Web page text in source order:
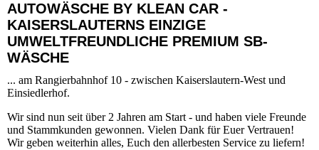
AUTOWÄSCHE BY KLEAN CAR -
KAISERSLAUTERNS EINZIGE
UMWELTFREUNDLICHE PREMIUM SB-
WÄSCHE
... am Rangierbahnhof 10 - zwischen Kaiserslautern-West und
Einsiedlerhof.
Wir sind nun seit über 2 Jahren am Start - und haben viele Freunde
und Stammkunden gewonnen. Vielen Dank für Euer Vertrauen!
Wir geben weiterhin alles, Euch den allerbesten Service zu liefern!